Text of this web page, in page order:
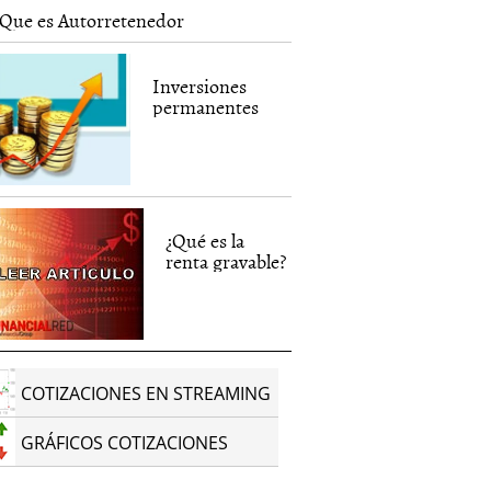
Que es Autorretenedor
Inversiones
permanentes
¿Qué es la
renta gravable?
COTIZACIONES EN STREAMING
GRÁFICOS COTIZACIONES